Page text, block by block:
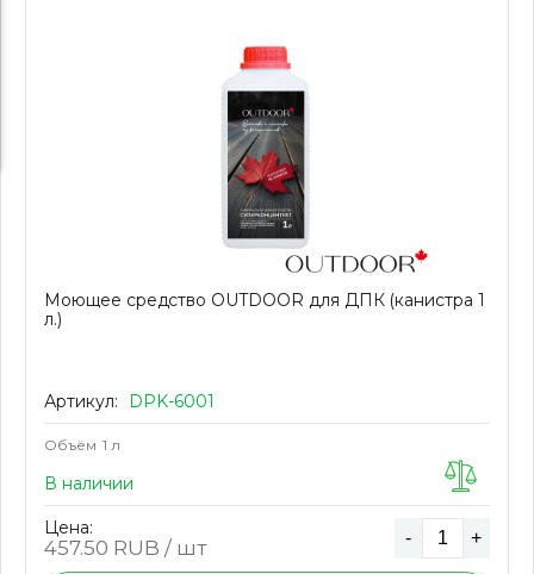
Моющее средство OUTDOOR для ДПК (канистра 1
л.)
Артикул: DPK-6001
Объём 1 л
В наличии
Цена:
457.50 RUB / шт - +